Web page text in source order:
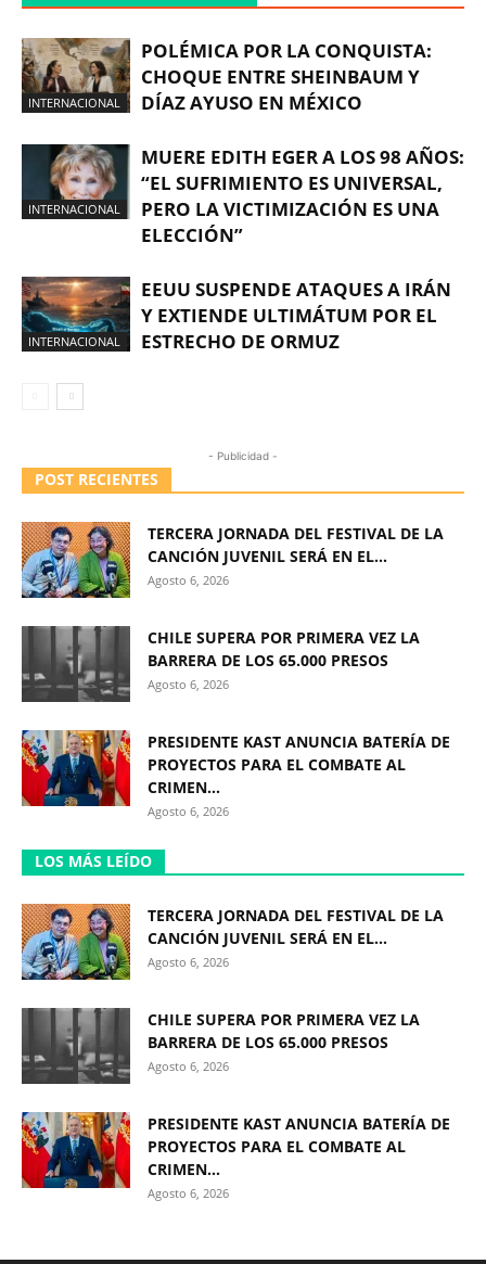
INTERNACIONAL
POLÉMICA POR LA CONQUISTA:
CHOQUE ENTRE SHEINBAUM Y
DÍAZ AYUSO EN MÉXICO
INTERNACIONAL
MUERE EDITH EGER A LOS 98 AÑOS:
“EL SUFRIMIENTO ES UNIVERSAL,
PERO LA VICTIMIZACIÓN ES UNA
ELECCIÓN”
INTERNACIONAL
EEUU SUSPENDE ATAQUES A IRÁN
Y EXTIENDE ULTIMÁTUM POR EL
ESTRECHO DE ORMUZ
- Publicidad -
POST RECIENTES
TERCERA JORNADA DEL FESTIVAL DE LA
CANCIÓN JUVENIL SERÁ EN EL...
Agosto 6, 2026
CHILE SUPERA POR PRIMERA VEZ LA
BARRERA DE LOS 65.000 PRESOS
Agosto 6, 2026
PRESIDENTE KAST ANUNCIA BATERÍA DE
PROYECTOS PARA EL COMBATE AL
CRIMEN...
Agosto 6, 2026
LOS MÁS LEÍDO
TERCERA JORNADA DEL FESTIVAL DE LA
CANCIÓN JUVENIL SERÁ EN EL...
Agosto 6, 2026
CHILE SUPERA POR PRIMERA VEZ LA
BARRERA DE LOS 65.000 PRESOS
Agosto 6, 2026
PRESIDENTE KAST ANUNCIA BATERÍA DE
PROYECTOS PARA EL COMBATE AL
CRIMEN...
Agosto 6, 2026